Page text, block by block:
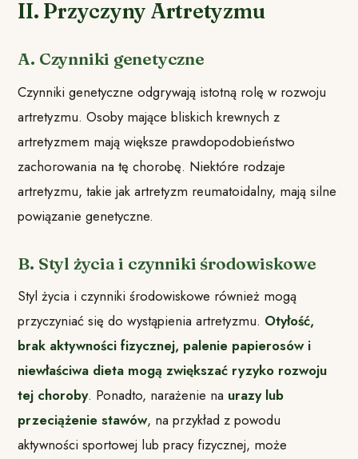
II. Przyczyny Artretyzmu
A. Czynniki genetyczne
Czynniki genetyczne odgrywają istotną rolę w rozwoju
artretyzmu. Osoby mające bliskich krewnych z
artretyzmem mają większe prawdopodobieństwo
zachorowania na tę chorobę. Niektóre rodzaje
artretyzmu, takie jak artretyzm reumatoidalny, mają silne
powiązanie genetyczne.
B. Styl życia i czynniki środowiskowe
Styl życia i czynniki środowiskowe również mogą
przyczyniać się do wystąpienia artretyzmu. Otyłość,
brak aktywności fizycznej, palenie papierosów i
niewłaściwa dieta mogą zwiększać ryzyko rozwoju
tej choroby. Ponadto, narażenie na urazy lub
przeciążenie stawów, na przykład z powodu
aktywności sportowej lub pracy fizycznej, może